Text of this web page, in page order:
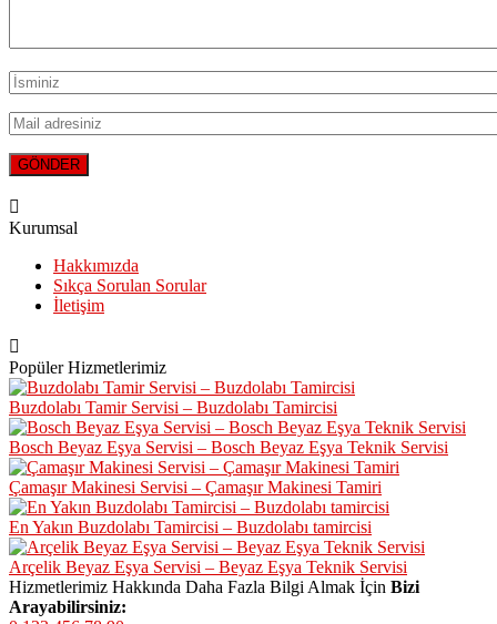
Kurumsal
Hakkımızda
Sıkça Sorulan Sorular
İletişim
Popüler Hizmetlerimiz
Buzdolabı Tamir Servisi – Buzdolabı Tamircisi
Bosch Beyaz Eşya Servisi – Bosch Beyaz Eşya Teknik Servisi
Çamaşır Makinesi Servisi – Çamaşır Makinesi Tamiri
En Yakın Buzdolabı Tamircisi – Buzdolabı tamircisi
Arçelik Beyaz Eşya Servisi – Beyaz Eşya Teknik Servisi
Hizmetlerimiz Hakkında Daha Fazla Bilgi Almak İçin Bizi
Arayabilirsiniz: